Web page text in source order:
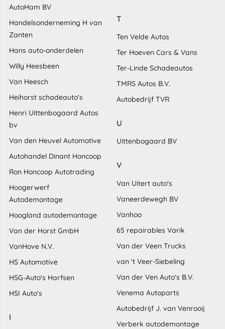
AutoHam BV
Handelsonderneming H van
Zanten
Hans auto-onderdelen
Willy Heesbeen
Van Heesch
Heihorst schadeauto's
Henri Uittenbogaard Autos
bv
Van den Heuvel Automotive
Autohandel Dinant Honcoop
Ron Honcoop Autotrading
Hoogerwerf
Autodemontage
Hoogland autodemontage
Van der Horst GmbH
VanHove N.V.
HS Automotive
HSG-Auto's Harfsen
HSI Auto's
I
T
Ten Velde Autos
Ter Hoeven Cars & Vans
Ter-Linde Schadeautos
TMRS Autos B.V.
Autobedrijf TVR
U
Uittenbogaard BV
V
Van Uitert auto's
Vaneerdewegh BV
Vanhoo
65 repairables Varik
Van der Veen Trucks
van 't Veer-Siebeling
Van der Ven Auto's B.V.
Venema Autoparts
Autobedrijf J. van Venrooij
Verberk autodemontage